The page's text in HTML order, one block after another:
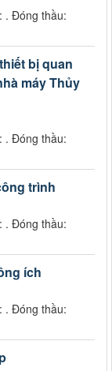
. Đóng thầu:
bị quan
máy Thủy
. Đóng thầu:
trình
. Đóng thầu:
ích
. Đóng thầu: